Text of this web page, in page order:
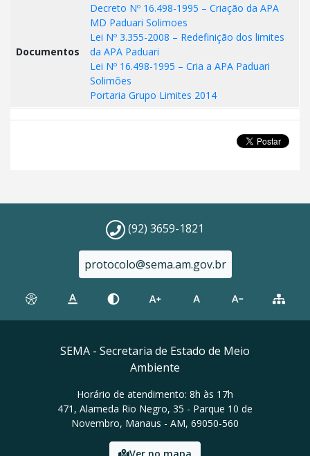
Documentos
Decreto Nº 16.498-1995 – Criação da APA
MD Paduari Solimoes
Lei Nº 3.355-2008 – Redefinição dos limites
da APA Paduari
Lei Nº 16.498-1995 – Cria a APA Paduari
Solimões
Portaria Grupo Limites 2014
(92) 3659-1821
protocolo@sema.am.gov.br
SEMA - Secretaria de Estado de Meio
Ambiente
Horário de atendimento: 8h às 17h
471, Alameda Rio Negro, 35 - Parque 10 de
Novembro, Manaus - AM, 69050-560